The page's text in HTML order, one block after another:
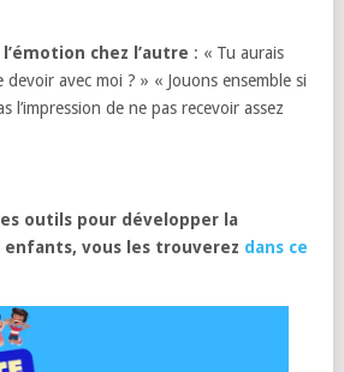
chez l’autre : « Tu aurais
avec moi ? » « Jouons ensemble si
l’impression de ne pas recevoir assez
outils pour développer la
enfants, vous les trouverez dans ce